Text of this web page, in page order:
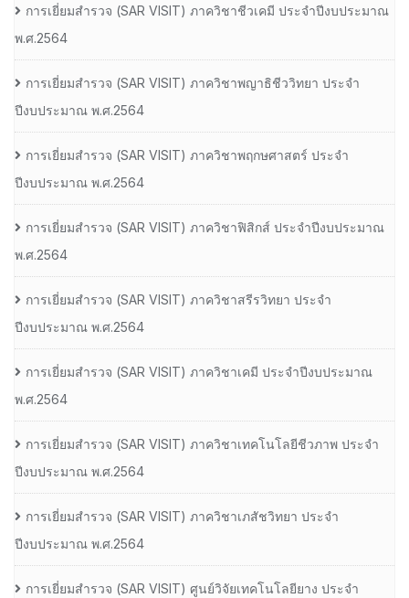
การเยี่ยมสํารวจ (SAR VISIT) ภาควิชาชีวเคมี ประจําปีงบประมาณ
พ.ศ.2564
การเยี่ยมสํารวจ (SAR VISIT) ภาควิชาพญาธิชีววิทยา ประจํา
ปีงบประมาณ พ.ศ.2564
การเยี่ยมสํารวจ (SAR VISIT) ภาควิชาพฤกษศาสตร์ ประจํา
ปีงบประมาณ พ.ศ.2564
การเยี่ยมสํารวจ (SAR VISIT) ภาควิชาฟิสิกส์ ประจําปีงบประมาณ
พ.ศ.2564
การเยี่ยมสํารวจ (SAR VISIT) ภาควิชาสรีรวิทยา ประจํา
ปีงบประมาณ พ.ศ.2564
การเยี่ยมสํารวจ (SAR VISIT) ภาควิชาเคมี ประจําปีงบประมาณ
พ.ศ.2564
การเยี่ยมสํารวจ (SAR VISIT) ภาควิชาเทคโนโลยีชีวภาพ ประจํา
ปีงบประมาณ พ.ศ.2564
การเยี่ยมสํารวจ (SAR VISIT) ภาควิชาเภสัชวิทยา ประจํา
ปีงบประมาณ พ.ศ.2564
การเยี่ยมสํารวจ (SAR VISIT) ศูนย์วิจัยเทคโนโลยียาง ประจํา